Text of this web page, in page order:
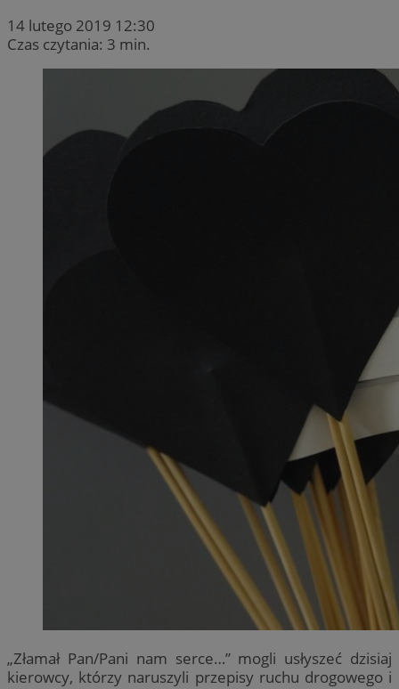
14 lutego 2019 12:30
Czas czytania: 3 min.
„Złamał Pan/Pani nam serce…” mogli usłyszeć dzisiaj
kierowcy, którzy naruszyli przepisy ruchu drogowego i